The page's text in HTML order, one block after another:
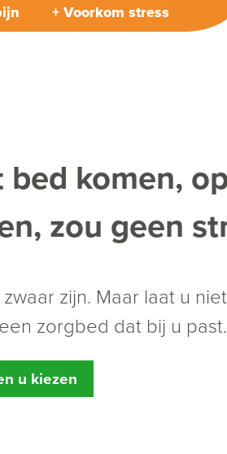
+ Voorkom stress
komen,
zou geen
zijn. Maar laat u
zorgbed dat bij u past.
u kiezen